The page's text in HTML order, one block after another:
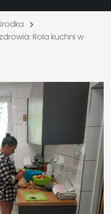
Rola kuchni w